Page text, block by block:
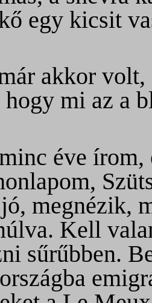
egy kicsit
akkor volt,
mi az a
éve írom,
megnézik,
Kell
sűrűbben.